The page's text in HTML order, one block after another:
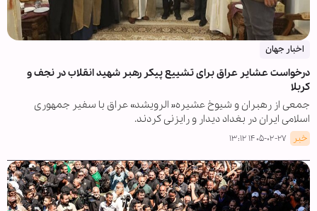
اخبار جهان
درخواست عشایر عراق برای تشییع پیکر رهبر شهید انقلاب در نجف و
کربلا
جمعی از رهبران و شیوخ عشیره« الرویشد» عراق با سفیر جمهوری
اسلامی ایران در بغداد دیدار و رایزنی کردند.
خبر ۱۴۰۵-۰۲-۲۷ ۱۳:۱۲